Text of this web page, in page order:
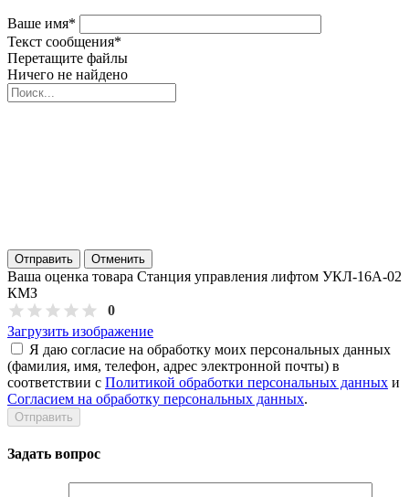
Ваше имя*
Текст сообщения*
Перетащите файлы
Ничего не найдено
Отправить Отменить
Ваша оценка товара Станция управления лифтом УКЛ-16А-02
КМЗ
0
Загрузить изображение
Я даю согласие на обработку моих персональных данных
(фамилия, имя, телефон, адрес электронной почты) в
соответствии с Политикой обработки персональных данных и
Согласием на обработку персональных данных.
Задать вопрос